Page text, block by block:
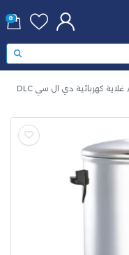
0
غلاية كهربائية دي ال سي DLC